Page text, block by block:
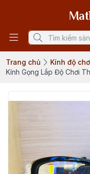
Trang chủ
Kính độ
Kính Gọng Lắp Độ Chơi